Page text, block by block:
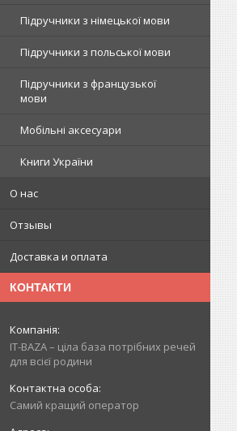
Підручники з німецької мови
Підручники з польської мови
Підручники з французької
мови
Мобільні аксесуари
Книги України
О нас
Отзывы
Доставка и оплата
КОНТАКТИ
IT-BAZA – ціла база потрібних речей
для всієї родини
Самий кращий оператор